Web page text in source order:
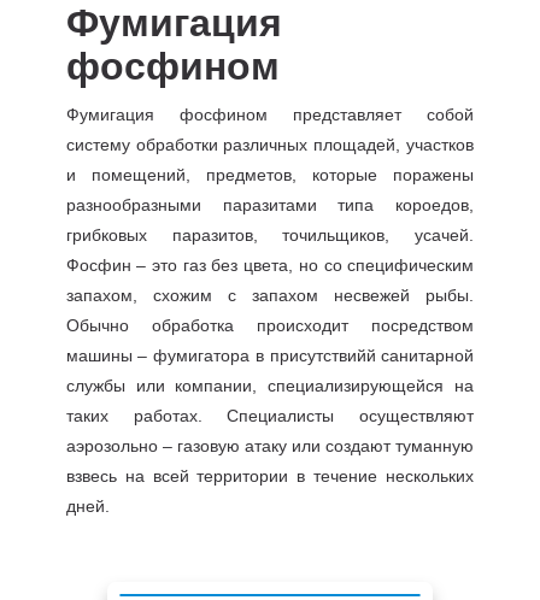
Фумигация
фосфином
Фумигация фосфином представляет собой
систему обработки различных площадей, участков
и помещений, предметов, которые поражены
разнообразными паразитами типа короедов,
грибковых паразитов, точильщиков, усачей.
Фосфин – это газ без цвета, но со специфическим
запахом, схожим с запахом несвежей рыбы.
Обычно обработка происходит посредством
машины – фумигатора в присутствийй санитарной
службы или компании, специализирующейся на
таких работах. Специалисты осуществляют
аэрозольно – газовую атаку или создают туманную
взвесь на всей территории в течение нескольких
дней.